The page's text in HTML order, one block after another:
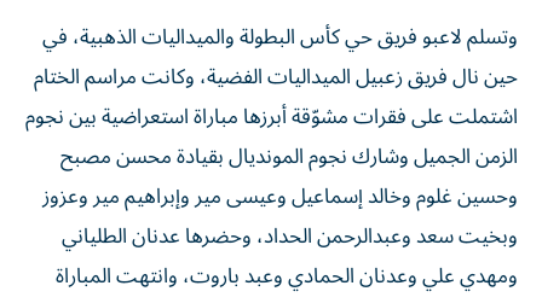
وتسلم لاعبو فريق حي كأس البطولة والميداليات الذهبية، في
حين نال فريق زعبيل الميداليات الفضية، وكانت مراسم الختام
اشتملت على فقرات مشوّقة أبرزها مباراة استعراضية بين نجوم
الزمن الجميل وشارك نجوم المونديال بقيادة محسن مصبح
وحسين غلوم وخالد إسماعيل وعيسى مير وإبراهيم مير وعزوز
وبخيت سعد وعبدالرحمن الحداد، وحضرها عدنان الطلياني
ومهدي علي وعدنان الحمادي وعبد باروت، وانتهت المباراة